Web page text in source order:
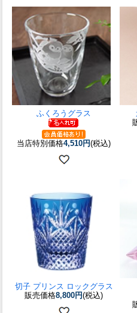
ふくろうグラス
当店特別価格4,510円(税込)
切子 プリンス ロックグラス
販売価格8,800円(税込)